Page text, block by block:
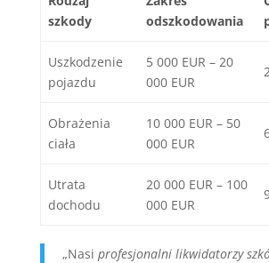
szkody
odszkodowania
Uszkodzenie
pojazdu
5 000 EUR – 20
000 EUR
Obrażenia
ciała
10 000 EUR – 50
000 EUR
Utrata
dochodu
20 000 EUR – 100
000 EUR
„Nasi profesjonalni likwidatorzy